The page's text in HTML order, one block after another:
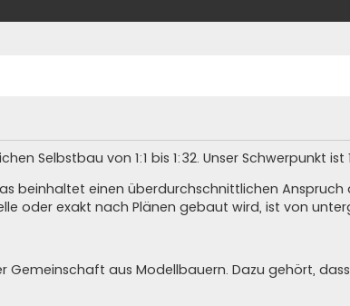
Selbstbau von 1:1 bis 1:32. Unser Schwerpunkt ist
beinhaltet einen überdurchschnittlichen
oder exakt nach Plänen gebaut wird, ist von
Gemeinschaft aus Modellbauern. Dazu gehört,